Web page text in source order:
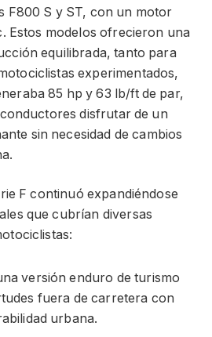
F800 S y ST, con un motor
Estos modelos ofrecieron una
equilibrada, tanto para
experimentados,
85 hp y 63 lb/ft de par,
disfrutar de un
sin necesidad de cambios
F continuó expandiéndose
que cubrían diversas
versión enduro de turismo
fuera de carretera con
urbana.